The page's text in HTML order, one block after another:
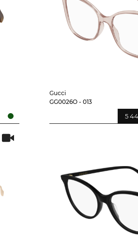
Gucci
GG0026O - 013
5